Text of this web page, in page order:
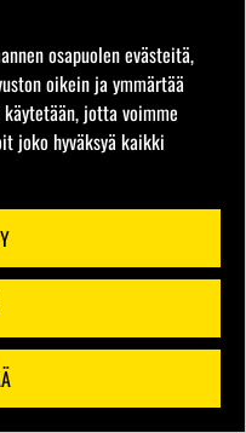
15€osapuolen evästeitä,
oikein ja ymmärtää
jotta voimme
joko hyväksyä kaikki